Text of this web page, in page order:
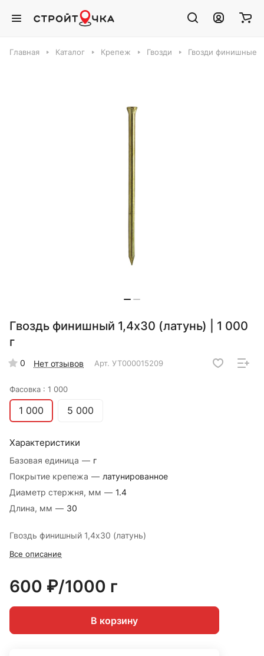
Главная Каталог Крепеж Гвозди Гвозди финишные
Гвоздь финишный 1,4х30 (латунь) | 1 000
г
0 Нет отзывов Арт. УТ000015209
Фасовка : 1 000
1 000 5 000
Характеристики
Базовая единица — г
Покрытие крепежа — латунированное
Диаметр стержня, мм — 1.4
Длина, мм — 30
Гвоздь финишный 1,4х30 (латунь)
Все описание
600 ₽/1000 г
В корзину